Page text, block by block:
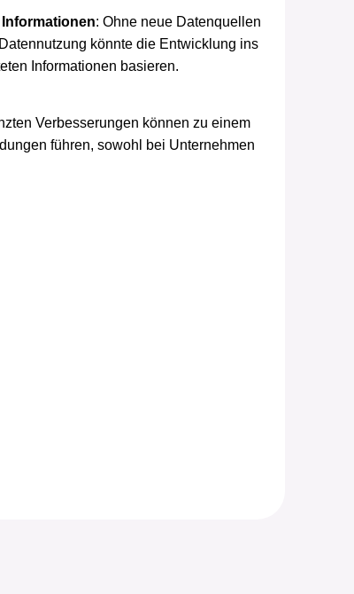
: Ohne neue Datenquellen
könnte die Entwicklung ins
Informationen basieren.
Verbesserungen können zu einem
führen, sowohl bei Unternehmen